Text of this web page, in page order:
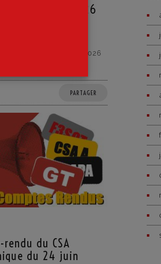
Rendu CDEN du 26
CDEN du 26 juin 2026
PARTAGER
rendu du CSA
du 24 juin